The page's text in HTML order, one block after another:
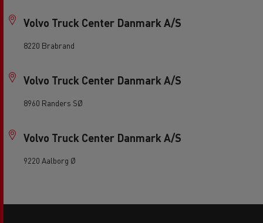
Volvo Truck Center Danmark A/S
8220 Brabrand
Volvo Truck Center Danmark A/S
8960 Randers SØ
Volvo Truck Center Danmark A/S
9220 Aalborg Ø